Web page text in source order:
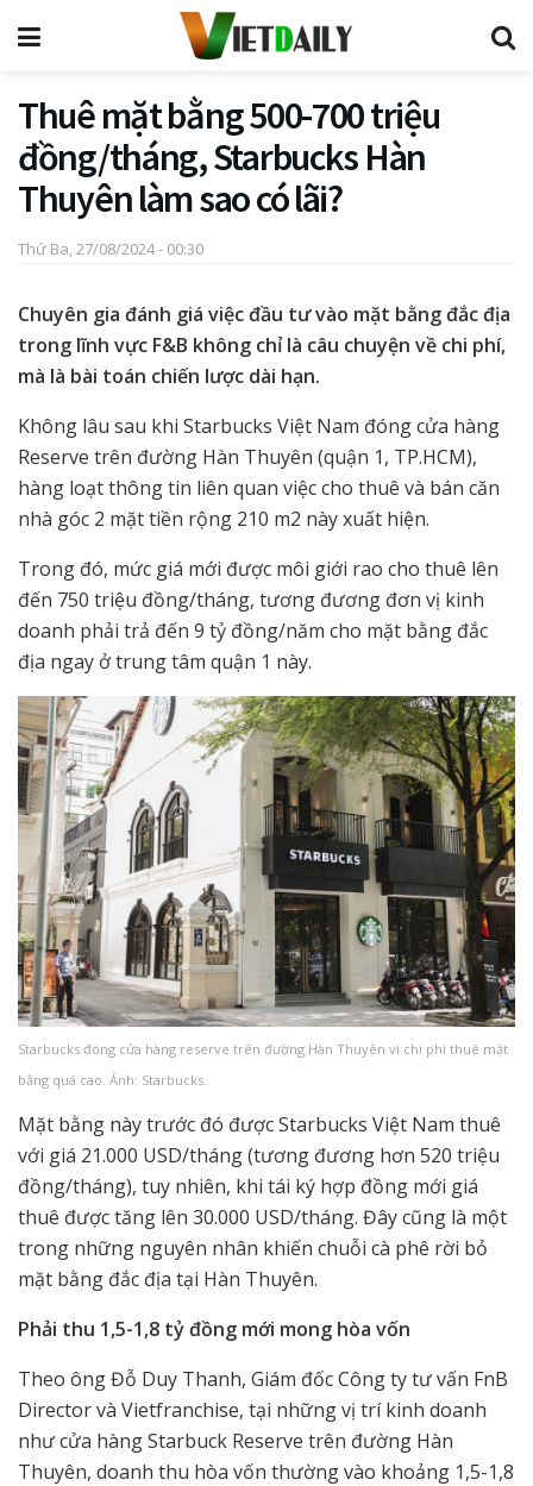
Thuê mặt bằng 500-700 triệu
đồng/tháng, Starbucks Hàn
Thuyên làm sao có lãi?
Thứ Ba, 27/08/2024 - 00:30
Chuyên gia đánh giá việc đầu tư vào mặt bằng đắc địa
trong lĩnh vực F&B không chỉ là câu chuyện về chi phí,
mà là bài toán chiến lược dài hạn.
Không lâu sau khi Starbucks Việt Nam đóng cửa hàng
Reserve trên đường Hàn Thuyên (quận 1, TP.HCM),
hàng loạt thông tin liên quan việc cho thuê và bán căn
nhà góc 2 mặt tiền rộng 210 m2 này xuất hiện.
Trong đó, mức giá mới được môi giới rao cho thuê lên
đến 750 triệu đồng/tháng, tương đương đơn vị kinh
doanh phải trả đến 9 tỷ đồng/năm cho mặt bằng đắc
địa ngay ở trung tâm quận 1 này.
Starbucks đóng cửa hàng reserve trên đường Hàn Thuyên vì chi phí thuê mặt
bằng quá cao. Ảnh: Starbucks.
Mặt bằng này trước đó được Starbucks Việt Nam thuê
với giá 21.000 USD/tháng (tương đương hơn 520 triệu
đồng/tháng), tuy nhiên, khi tái ký hợp đồng mới giá
thuê được tăng lên 30.000 USD/tháng. Đây cũng là một
trong những nguyên nhân khiến chuỗi cà phê rời bỏ
mặt bằng đắc địa tại Hàn Thuyên.
Phải thu 1,5-1,8 tỷ đồng mới mong hòa vốn
Theo ông Đỗ Duy Thanh, Giám đốc Công ty tư vấn FnB
Director và Vietfranchise, tại những vị trí kinh doanh
như cửa hàng Starbuck Reserve trên đường Hàn
Thuyên, doanh thu hòa vốn thường vào khoảng 1,5-1,8